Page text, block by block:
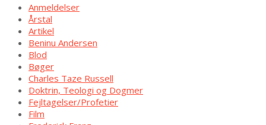
Anmeldelser
Årstal
Artikel
Beninu Andersen
Blod
Bøger
Charles Taze Russell
Doktrin, Teologi og Dogmer
Fejltagelser/Profetier
Film